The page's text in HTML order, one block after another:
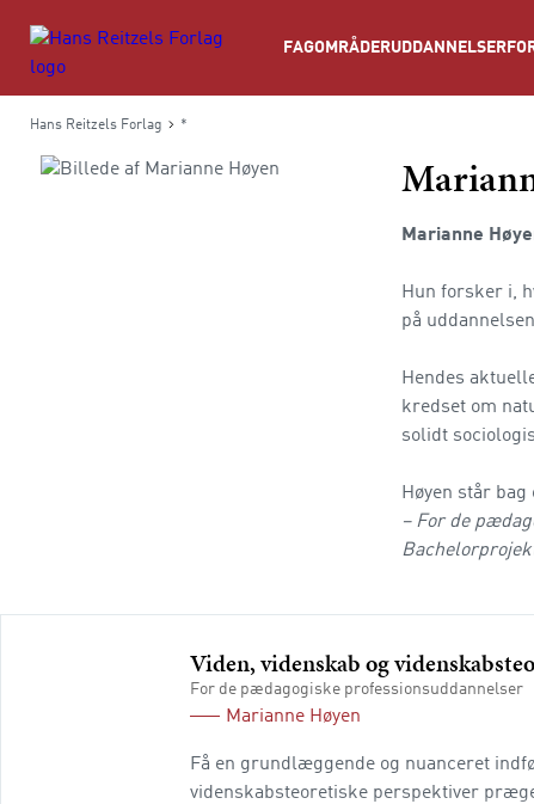
FAGOMRÅDERUDDANNELSER
Hans Reitzels Forlag *
Marianne
Hun forsker i,
på
Hendes
kredset om
solidt
Høyen står
– For de
Viden, videnskab og
For de pædagogiske professionsuddannelser
Marianne Høyen
Få en grundlæggende og nuanceret
videnskabsteoretiske perspektiver